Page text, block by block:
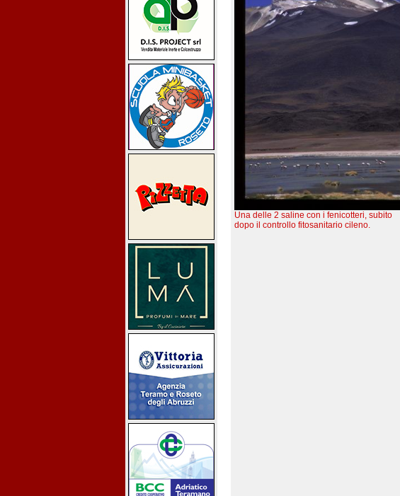
Una delle 2 saline con i fenicotteri, subito
dopo il controllo fitosanitario cileno.